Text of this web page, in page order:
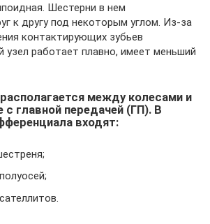
Шестерни в нем
к другу под некоторым углом. Из-за
контактирующих зубьев
узел работает плавно, имеет меньший
между колесами и
с главной передачей (ГП). В
входят: